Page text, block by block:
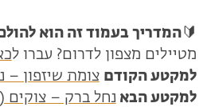
🔰המדריך בעמוד זה הוא
מטיילים מצפון לדרום? עברו ל
למקטע הקודם צומת שיזפון –
למקטע הבא נחל ברק – צוקים (47)